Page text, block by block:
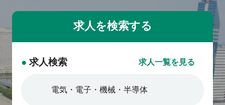
● 求人検索 求人一覧を見る